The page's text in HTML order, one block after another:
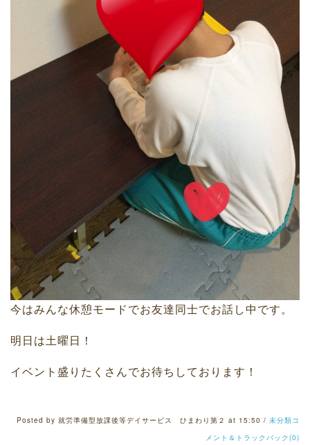
今はみんな休憩モードでお友達同士でお話し中です。
明日は土曜日！
イベント盛りたくさんでお待ちしております！
Posted by 就労準備型放課後等デイサービス ひまわり第２ at 15:50 / 未分類コ
メント＆トラックバック(0)